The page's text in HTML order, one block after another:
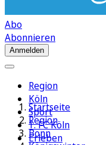
Abo
Abonnieren
Anmelden
Region
Köln
Sport
1. FC Köln
Erleben
Startseite
Region
Bonn